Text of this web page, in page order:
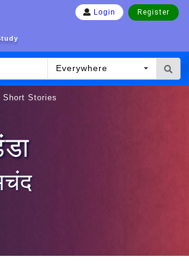
Login Register
Everywhere
Short Stories